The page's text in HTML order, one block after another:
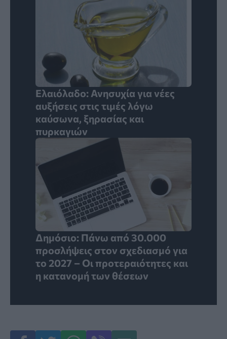
Ελαιόλαδο: Ανησυχία για νέες
αυξήσεις στις τιμές λόγω
καύσωνα, ξηρασίας και
πυρκαγιών
Δημόσιο: Πάνω από 30.000
προσλήψεις στον σχεδιασμό για
το 2027 – Οι προτεραιότητες και
η κατανομή των θέσεων